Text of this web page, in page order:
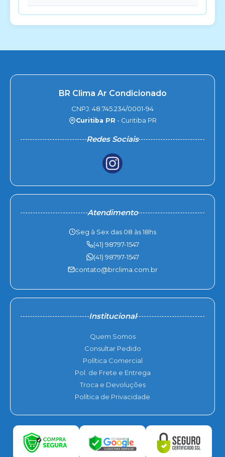
BR Clima Ar Condicionado
CNPJ: 48.745.234/0001-94
Curitiba PR - Curitiba PR
Redes Sociais
Atendimento
Seg à Sex das 08 às 18hs
(41) 98797-1547
(41) 98797-1547
contato@brclima.com.br
Institucional
Quem Somos
Consultar Pedido
Política Comercial
Pol. de Frete e Entrega
Troca e Devoluções
Política de Privacidade